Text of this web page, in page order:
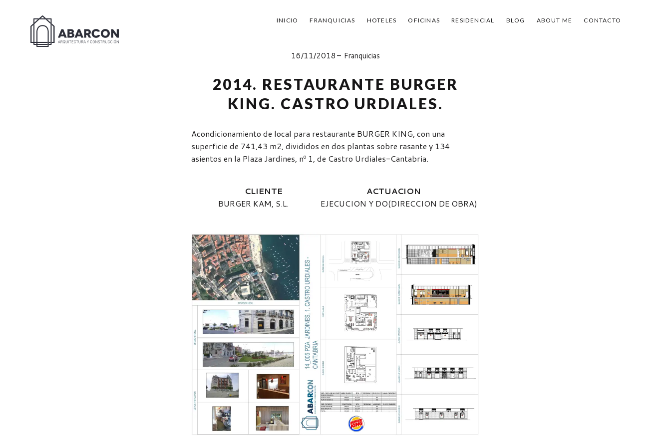
INICIO FRANQUICIAS HOTELES OFICINAS RESIDENCIAL BLOG ABOUT ME CONTACTO
16/11/2018 Franquicias
2014. RESTAURANTE BURGER
KING. CASTRO URDIALES.
Acondicionamiento de local para restaurante BURGER KING, con una
superficie de 741,43 m2, divididos en dos plantas sobre rasante y 134
asientos en la Plaza Jardines, nº 1, de Castro Urdiales-Cantabria.
CLIENTE ACTUACION
BURGER KAM, S.L. EJECUCION Y DO(DIRECCION DE OBRA)